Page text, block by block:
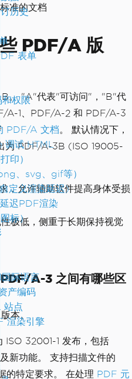
历史
表单
权限
调试 HTML
印）
、svg、gif等）
定义渲染延迟)
迟PDF渲染
标）
际语言
产编码
站点
渲染引擎
准的文档
PDF/A 版
。 "A"代表"可访问"，"B"代
A-1、PDF/A-2 和 PDF/A-3
PDF/A 文档。 默认情况下，
为 PDF/A-3B (ISO 19005-
，允许辅助软件提高身体受损
极低，侧重于长期保持视觉
A-3 之间有哪些区
本。
ISO 32001-1 发布，包括
新功能。 支持扫描文件的
特定要求。 在处理 PDF 元